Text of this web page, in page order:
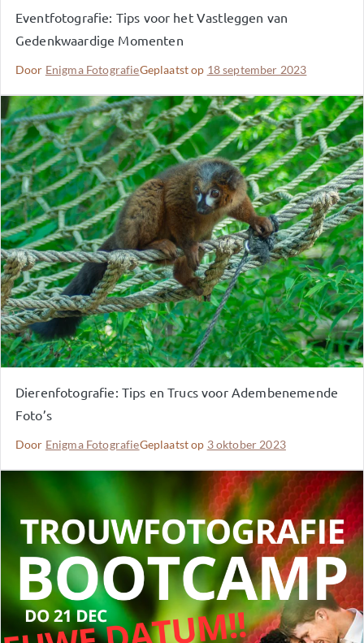
Eventfotografie: Tips voor het Vastleggen van
Gedenkwaardige Momenten
Door Enigma FotografieGeplaatst op 18 september 2023
Dierenfotografie: Tips en Trucs voor Adembenemende
Foto’s
Door Enigma FotografieGeplaatst op 3 oktober 2023